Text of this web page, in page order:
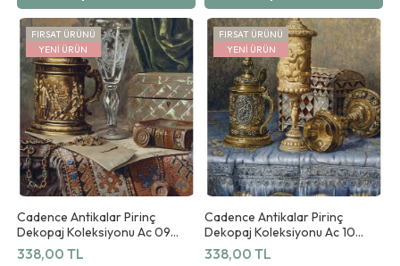
Cadence Antikalar Pirinç
Dekopaj Koleksiyonu Ac 09
90x125cm
338,00 TL
YENI ÜRÜN
FIRSAT ÜRÜNÜ
Cadence Antikalar Pirinç
Dekopaj Koleksiyonu Ac 10
90x125cm
338,00 TL
YENI ÜRÜN
FIRSAT ÜRÜNÜ